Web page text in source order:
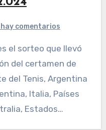
hay comentarios
del certamen de
del Tenis, Argentina
Italia, Países
Estados…